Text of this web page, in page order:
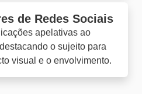
de Redes Sociais
apelativas ao
o sujeito para
visual e o envolvimento.